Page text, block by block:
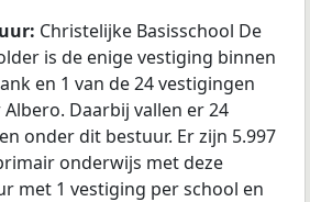
Christelijke Basisschool De
is de enige vestiging binnen
en 1 van de 24 vestigingen
Daarbij vallen er 24
onder dit bestuur. Er zijn 5.997
onderwijs met deze
met 1 vestiging per school en